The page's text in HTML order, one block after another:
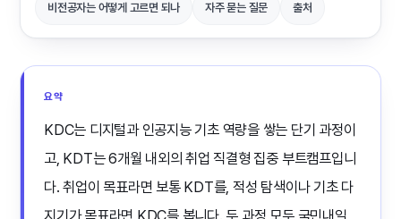
비전공자는 어떻게 고르면 되나 자주 묻는 질문 출처
요약
KDC는 디지털과 인공지능 기초 역량을 쌓는 단기 과정이
고, KDT는 6개월 내외의 취업 직결형 집중 부트캠프입니
다. 취업이 목표라면 보통 KDT를, 적성 탐색이나 기초 다
지기가 목표라면 KDC를 봅니다. 두 과정 모두 국민내일